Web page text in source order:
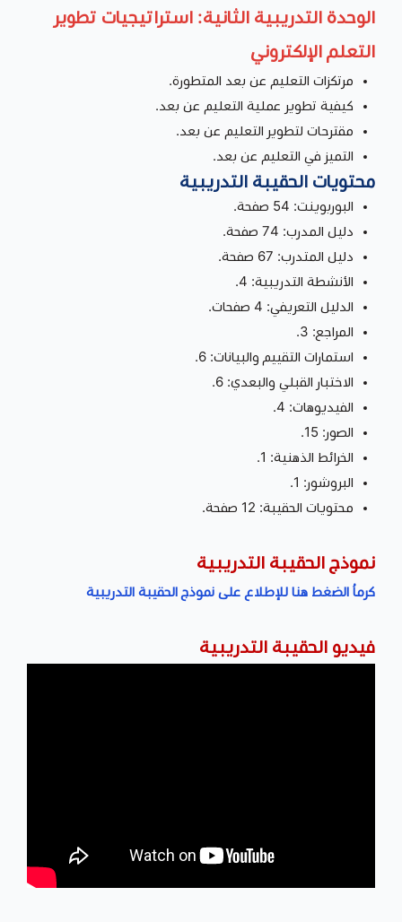
الوحدة التدريبية الثانية: استراتيجيات تطوير
التعلم الإلكتروني
مرتكزات التعليم عن بعد المتطورة.
كيفية تطوير عملية التعليم عن بعد.
مقترحات لتطوير التعليم عن بعد.
التميز في التعليم عن بعد.
محتويات الحقيبة التدريبية
البوربوينت: 54 صفحة.
دليل المدرب: 74 صفحة.
دليل المتدرب: 67 صفحة.
الأنشطة التدريبية: 4.
الدليل التعريفي: 4 صفحات.
المراجع: 3.
استمارات التقييم والبيانات: 6.
الاختبار القبلي والبعدي: 6.
الفيديوهات: 4.
الصور: 15.
الخرائط الذهنية: 1.
البروشور: 1.
محتويات الحقيبة: 12 صفحة.
نموذج الحقيبة التدريبية
كرماُ الضغط هنا للإطلاع على نموذج الحقيبة التدريبية
فيديو الحقيبة التدريبية